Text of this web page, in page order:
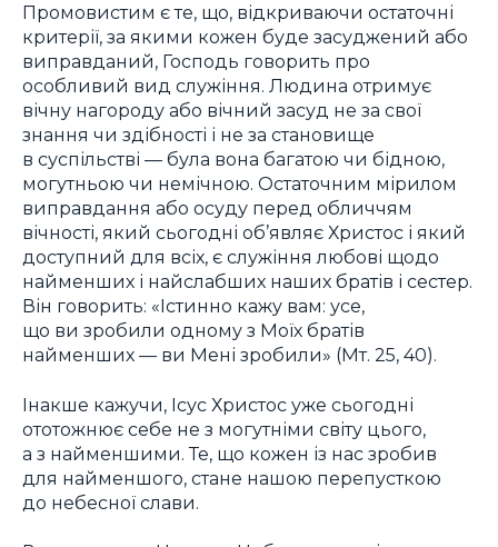
Промовистим є те, що, відкриваючи остаточні
критерії, за якими кожен буде засуджений або
виправданий, Господь говорить про
особливий вид служіння. Людина отримує
вічну нагороду або вічний засуд не за свої
знання чи здібності і не за становище
в суспільстві — була вона багатою чи бідною,
могутньою чи немічною. Остаточним мірилом
виправдання або осуду перед обличчям
вічності, який сьогодні об’являє Христос і який
доступний для всіх, є служіння любові щодо
найменших і найслабших наших братів і сестер.
Він говорить: «Істинно кажу вам: усе,
що ви зробили одному з Моїх братів
найменших — ви Мені зробили» (Мт. 25, 40).
Інакше кажучи, Ісус Христос уже сьогодні
ототожнює себе не з могутніми світу цього,
а з найменшими. Те, що кожен із нас зробив
для найменшого, стане нашою перепусткою
до небесної слави.